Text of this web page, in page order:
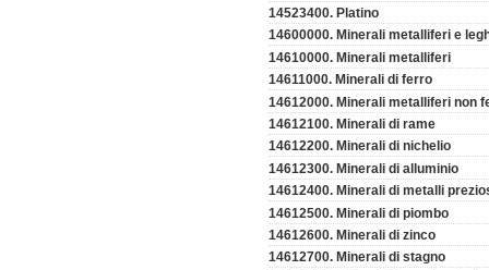
14523400. Platino
14600000. Minerali metalliferi e
14610000. Minerali metalliferi
14611000. Minerali di ferro
14612000. Minerali metalliferi non
14612100. Minerali di rame
14612200. Minerali di nichelio
14612300. Minerali di alluminio
14612400. Minerali di metalli
14612500. Minerali di piombo
14612600. Minerali di zinco
14612700. Minerali di stagno